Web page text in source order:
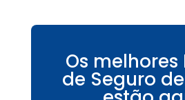
Os melhores
de Seguro